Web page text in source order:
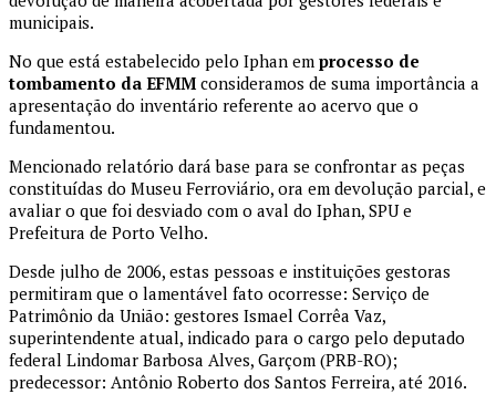
municipais.
No que está estabelecido pelo Iphan em processo de
tombamento da EFMM consideramos de suma importância a
apresentação do inventário referente ao acervo que o
fundamentou.
Mencionado relatório dará base para se confrontar as peças
constituídas do Museu Ferroviário, ora em devolução parcial, e
avaliar o que foi desviado com o aval do Iphan, SPU e
Prefeitura de Porto Velho.
Desde julho de 2006, estas pessoas e instituições gestoras
permitiram que o lamentável fato ocorresse: Serviço de
Patrimônio da União: gestores Ismael Corrêa Vaz,
superintendente atual, indicado para o cargo pelo deputado
federal Lindomar Barbosa Alves, Garçom (PRB-RO);
predecessor: Antônio Roberto dos Santos Ferreira, até 2016.